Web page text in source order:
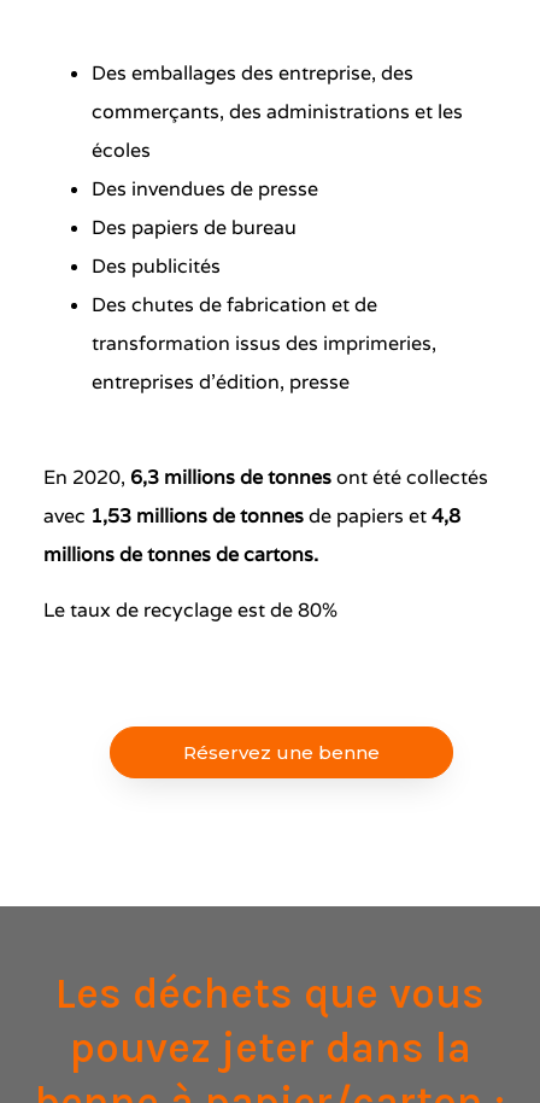
Des emballages des entreprise, des
commerçants, des administrations et les
écoles
Des invendues de presse
Des papiers de bureau
Des publicités
Des chutes de fabrication et de
transformation issus des imprimeries,
entreprises d’édition, presse
En 2020, 6,3 millions de tonnesont été collectés
avec 1,53 millions de tonnesde papiers et4,8
millions de tonnes de cartons.
Le taux de recyclage est de 80%
Réservez une benne
Les déchets que vous
pouvez jeter dans la